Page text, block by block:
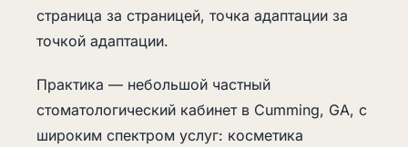
страница за страницей, точка адаптации за
точкой адаптации.
Практика — небольшой частный
стоматологический кабинет в Cumming, GA, с
широким спектром услуг: косметика